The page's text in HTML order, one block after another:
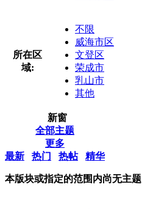
所在区
域:
不限
威海市区
文登区
荣成市
乳山市
其他
新窗
全部主题
更多
最新
热门 热帖 精华
本版块或指定的范围内尚无主题